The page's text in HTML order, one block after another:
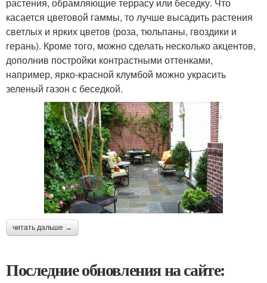
касается цветовой гаммы, то лучше высадить растения
светлых и ярких цветов (роза, тюльпаны, гвоздики и
герань). Кроме того, можно сделать несколько акцентов,
дополнив постройки контрастными оттенками,
например, ярко-красной клумбой можно украсить
зеленый газон с беседкой.
читать дальше →
Последние обновления на сайте: